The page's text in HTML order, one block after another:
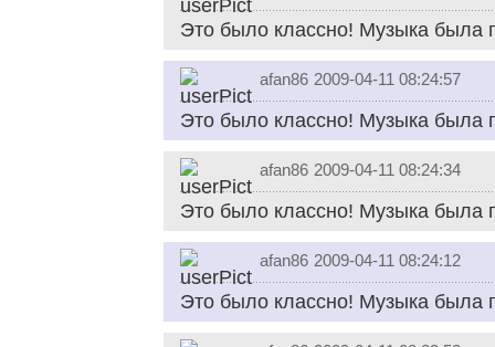
Это было классно! Музыка была
afan86 2009-04-11 08:24:57
Это было классно! Музыка была
afan86 2009-04-11 08:24:34
Это было классно! Музыка была
afan86 2009-04-11 08:24:12
Это было классно! Музыка была